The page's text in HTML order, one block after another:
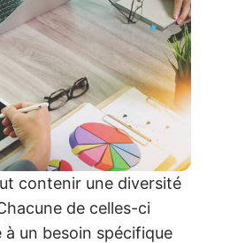
contenir une diversité
de celles-ci
un besoin spécifique